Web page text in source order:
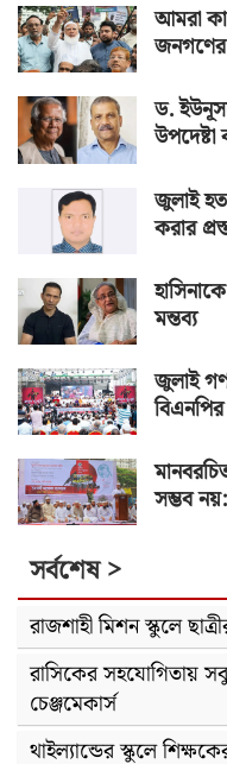
আমরা
জনগণের
ড.
জুলাই
করার
মন্তব্য
জুলাই
সম্ভব
সর্বশেষ >
রাজশাহী মিশন স্কুলে
রাসিকের সহযোগিতায়
চেঞ্জমেকার্স
থাইল্যান্ডের স্কুলে